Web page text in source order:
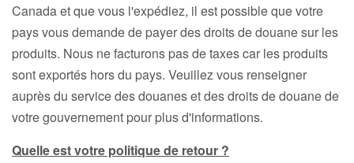
Canada et que vous l'expédiez, il est possible que votre
pays vous demande de payer des droits de douane sur les
produits. Nous ne facturons pas de taxes car les produits
sont exportés hors du pays. Veuillez vous renseigner
auprès du service des douanes et des droits de douane de
votre gouvernement pour plus d'informations.
Quelle est votre politique de retour ?